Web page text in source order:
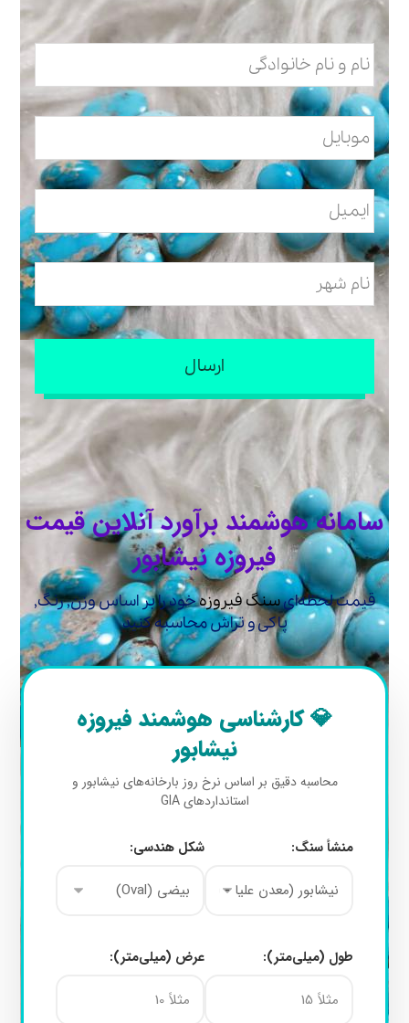
سامانه هوشمند برآورد آنلاین قیمت
فیروزه نیشابور
قیمت لحظه‌ایسنگ فیروزهخود را بر اساس وزن, رنگ,
پاکی و تراش محاسبه کنید
💎 کارشناسی هوشمند فیروزه
نیشابور
محاسبه دقیق بر اساس نرخ روز بارخانه‌های نیشابور و
استانداردهای GIA
منشأ سنگ: شکل هندسی:
طول (میلی‌متر): عرض (میلی‌متر):